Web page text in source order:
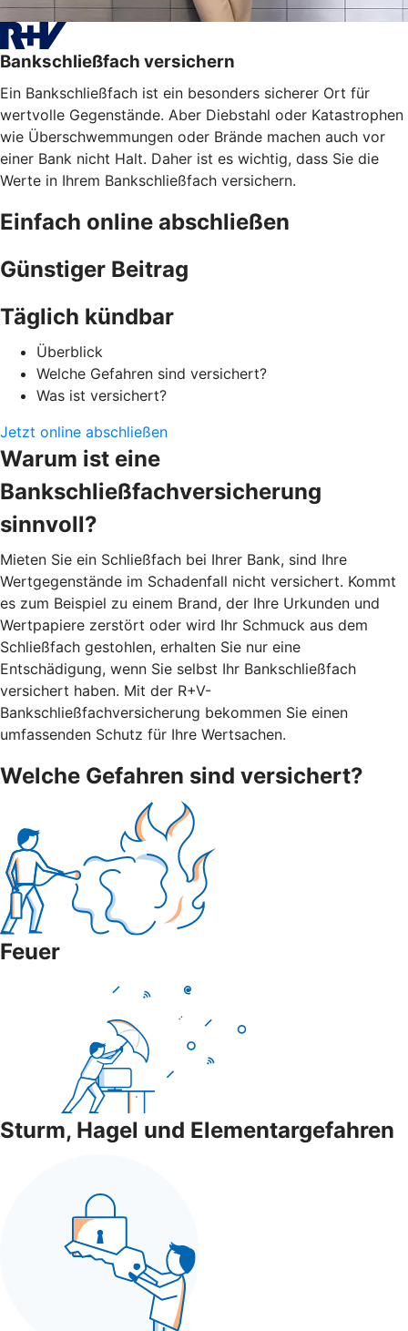
Bankschließfach versichern
Ein Bankschließfach ist ein besonders sicherer Ort für
wertvolle Gegenstände. Aber Diebstahl oder Katastrophen
wie Überschwemmungen oder Brände machen auch vor
einer Bank nicht Halt. Daher ist es wichtig, dass Sie die
Werte in Ihrem Bankschließfach versichern.
Einfach online abschließen
Günstiger Beitrag
Täglich kündbar
Überblick
Welche Gefahren sind versichert?
Was ist versichert?
Jetzt online abschließen
Warum ist eine
Bankschließfachversicherung
sinnvoll?
Mieten Sie ein Schließfach bei Ihrer Bank, sind Ihre
Wertgegenstände im Schadenfall nicht versichert. Kommt
es zum Beispiel zu einem Brand, der Ihre Urkunden und
Wertpapiere zerstört oder wird Ihr Schmuck aus dem
Schließfach gestohlen, erhalten Sie nur eine
Entschädigung, wenn Sie selbst Ihr Bankschließfach
versichert haben. Mit der R+V-
Bankschließfachversicherung bekommen Sie einen
umfassenden Schutz für Ihre Wertsachen.
Welche Gefahren sind versichert?
Feuer
Sturm, Hagel und Elementargefahren